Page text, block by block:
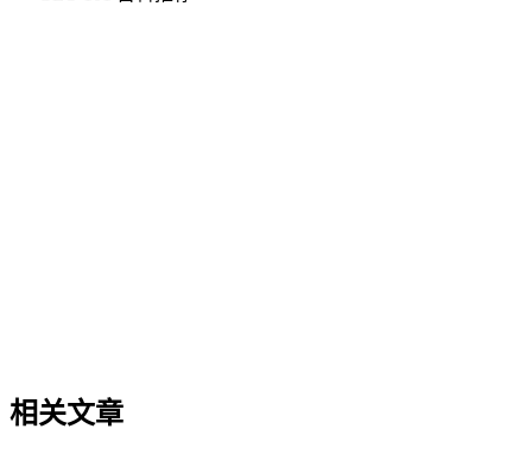
相关文章